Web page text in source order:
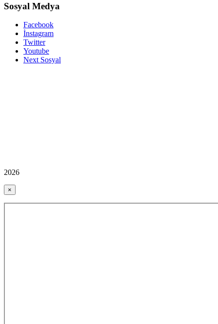
Sosyal Medya
Facebook
İnstagram
Twitter
Youtube
Next Sosyal
2026
×